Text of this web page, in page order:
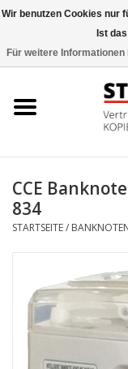
Büromaschinen-
Toner
Marken
CCE
834
STARTSEITE/
Wir benutzen Cookies nur
Ist
Für weitere